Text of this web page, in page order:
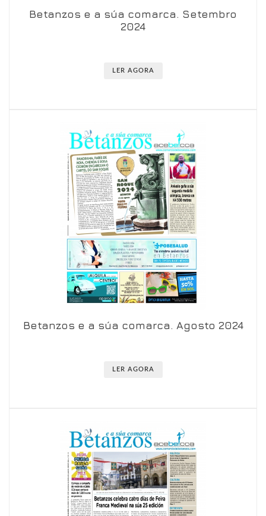
Ver en visor Ver en detalle
Betanzos e a súa comarca. Setembro
2024
LER AGORA
Ver en visor Ver en detalle
Betanzos e a súa comarca. Agosto 2024
LER AGORA